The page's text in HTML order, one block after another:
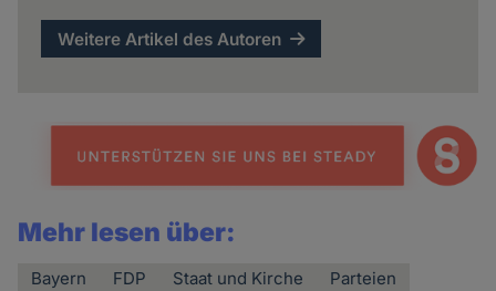
Weitere Artikel des Autoren
Mehr lesen über:
Bayern FDP Staat und Kirche Parteien